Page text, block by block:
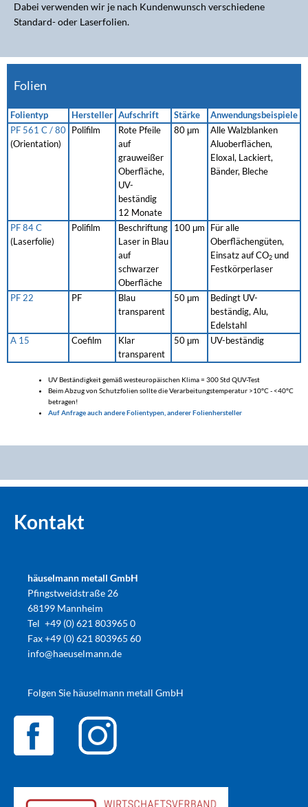
Dabei verwenden wir je nach Kundenwunsch verschiedene
Standard- oder Laserfolien.
Folien
Folientyp Hersteller Aufschrift Stärke
Anwendungsbeispiele
PF 561 C / 80
(Orientation)
Polifilm
Rote Pfeile
auf
grauweißer
Oberfläche,
UV-
beständig
12 Monate
80 μm
Alle Walzblanken
Aluoberflächen,
Eloxal, Lackiert,
Bänder, Bleche
PF 84 C
(Laserfolie)
Polifilm
Beschriftung
Laser in Blau
auf
schwarzer
Oberfläche
100 μm
Für alle
Oberflächengüten,
Einsatz auf CO2und
Festkörperlaser
PF 22 PF
Blau
transparent
50 μm
Bedingt UV-
beständig, Alu,
Edelstahl
A 15
Coefilm
Klar
transparent
50 μm UV-beständig
UV Beständigkeit gemäß westeuropäischen Klima = 300 Std QUV-Test
Beim Abzug von Schutzfolien sollte die Verarbeitungstemperatur >10°C - <40°C
betragen!
Auf Anfrage auch andere Folientypen, anderer Folienhersteller
Kontakt
häuselmann metall GmbH
Pfingstweidstraße 26
68199 Mannheim
Tel +49 (0) 621 803965 0
Fax+49 (0) 621 803965 60
info@haeuselmann.de
Folgen Sie häuselmann metall GmbH